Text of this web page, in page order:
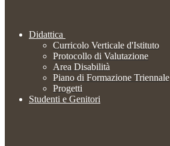
Didattica
Curricolo Verticale d'Istituto
Protocollo di Valutazione
Area Disabilità
Piano di Formazione Triennale
Progetti
Studenti e Genitori